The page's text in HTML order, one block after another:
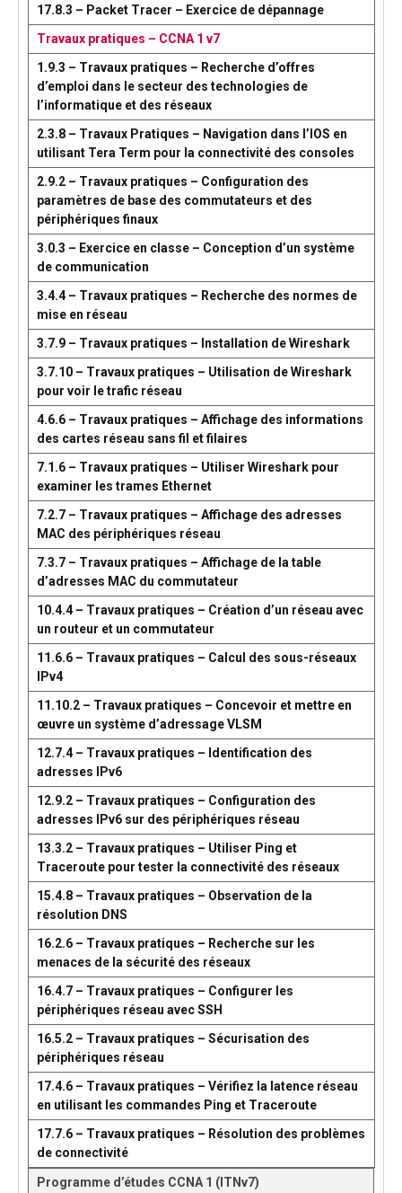
17.8.3 – Packet Tracer – Exercice de dépannage
Travaux pratiques – CCNA 1 v7
1.9.3 – Travaux pratiques – Recherche d’offres
d’emploi dans le secteur des technologies de
l’informatique et des réseaux
2.3.8 – Travaux Pratiques – Navigation dans l’IOS en
utilisant Tera Term pour la connectivité des consoles
2.9.2 – Travaux pratiques – Configuration des
paramètres de base des commutateurs et des
périphériques finaux
3.0.3 – Exercice en classe – Conception d’un système
de communication
3.4.4 – Travaux pratiques – Recherche des normes de
mise en réseau
3.7.9 – Travaux pratiques – Installation de Wireshark
3.7.10 – Travaux pratiques – Utilisation de Wireshark
pour voir le trafic réseau
4.6.6 – Travaux pratiques – Affichage des informations
des cartes réseau sans fil et filaires
7.1.6 – Travaux pratiques – Utiliser Wireshark pour
examiner les trames Ethernet
7.2.7 – Travaux pratiques – Affichage des adresses
MAC des périphériques réseau
7.3.7 – Travaux pratiques – Affichage de la table
d’adresses MAC du commutateur
10.4.4 – Travaux pratiques – Création d’un réseau avec
un routeur et un commutateur
11.6.6 – Travaux pratiques – Calcul des sous-réseaux
IPv4
11.10.2 – Travaux pratiques – Concevoir et mettre en
œuvre un système d’adressage VLSM
12.7.4 – Travaux pratiques – Identification des
adresses IPv6
12.9.2 – Travaux pratiques – Configuration des
adresses IPv6 sur des périphériques réseau
13.3.2 – Travaux pratiques – Utiliser Ping et
Traceroute pour tester la connectivité des réseaux
15.4.8 – Travaux pratiques – Observation de la
résolution DNS
16.2.6 – Travaux pratiques – Recherche sur les
menaces de la sécurité des réseaux
16.4.7 – Travaux pratiques – Configurer les
périphériques réseau avec SSH
16.5.2 – Travaux pratiques – Sécurisation des
périphériques réseau
17.4.6 – Travaux pratiques – Vérifiez la latence réseau
en utilisant les commandes Ping et Traceroute
17.7.6 – Travaux pratiques – Résolution des problèmes
de connectivité
Programme d’études CCNA 1 (ITNv7)